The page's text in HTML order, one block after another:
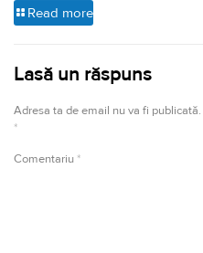
Read more
Lasă un răspuns
Adresa ta de email nu va fi publicată.
*
Comentariu *